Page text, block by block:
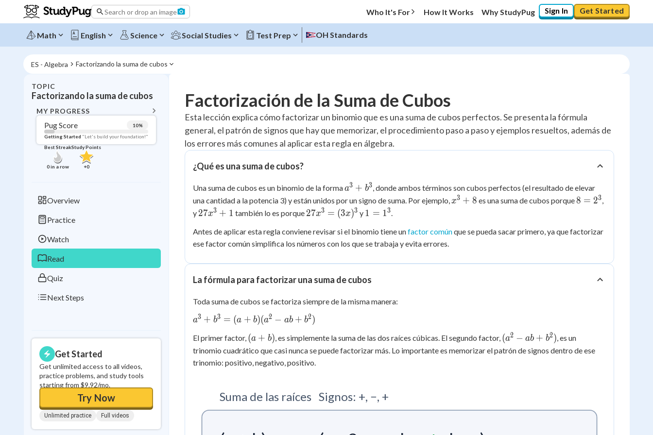
Search or drop an image Who It's For How It Works Why StudyPug Sign In Get Started
Math English Science Social Studies Test Prep OH Standards
ES - Algebra Factorizando la suma de cubos
TOPIC
Factorizando la suma de cubos
MY PROGRESS
Pug Score 10%
Getting Started "Let's build your foundation!"
Best Streak
0in a row
Study Points
+0
Overview
Practice
Watch
Read
Quiz
Next Steps
Get Started
Get unlimited access to all videos,
practice problems, and study tools
starting from $9.92/mo.
Try Now
Unlimited practice Full videos
Topic Progress
Pug Score 10%
Getting Started
Videos Watched 0/3
Read Reviewed
Best Quiz
+
Factorización de la Suma de Cubos
Esta lección explica cómo factorizar un binomio que es una suma de cubos perfectos. Se presenta la fórmula
general, el patrón de signos que hay que memorizar, el procedimiento paso a paso y ejemplos resueltos, además de
los errores más comunes al aplicar esta regla en álgebra.
¿Qué es una suma de cubos?
Una suma de cubos es un binomio de la formaa^3
+
b^3
a3 + b3, donde ambos términos son cubos perfectos (el resultado de elevar
una cantidad a la potencia 3) y están unidos por un signo de suma. Por ejemplo, x^3
x3 + 8 es una suma de cubos porque8 =
8 = 23,
y 27x^3
27x3 + 1 también lo es porque 27x^3
(3x)^3
27x3 = (3x)3 y 1 =
1 = 13.
Antes de aplicar esta regla conviene revisar si el binomio tiene unfactor comúnque se pueda sacar primero, ya que factorizar
ese factor común simplifica los números con los que se trabaja y evita errores.
La fórmula para factorizar una suma de cubos
Toda suma de cubos se factoriza siempre de la misma manera:
a^3
b^3
= (a
+ b)
b^2)
a3 + b3 = (a + b)(a2 − ab + b2)
El primer factor, (a+b)
(a + b), es simplemente la suma de las dos raíces cúbicas. El segundo factor, (a^2
- ab
(a2 − ab + b2 ), es un
trinomio cuadrático que casi nunca se puede factorizar más. Lo importante es memorizar el patrón de signos dentro de ese
trinomio: positivo, negativo, positivo.
Suma de las raíces Signos: +, −, +